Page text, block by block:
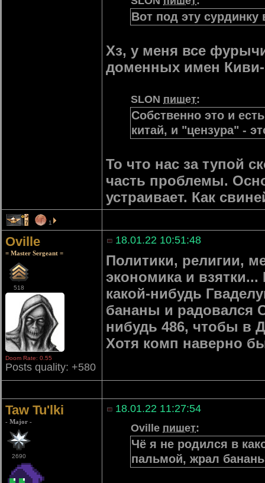
Вот под эту
Хз, у меня все
доменных имен
SLON пишет:
Собственно это и
китай, и "цензура" -
То что нас за тупой
часть проблемы.
устраивает. Как
7 1
Oville
= Master Sergeant =
518
Doom Rate: 0.55
Posts quality: +580
18.01.22 10:51:48
Политики, религии,
экономика и
какой-нибудь
бананы и радовался
нибудь 486, чтобы в
Хотя комп наверно
Taw Tu'lki
- Major -
2690
18.01.22 11:27:54
Oville пишет:
Чё я не родился в
пальмой, жрал